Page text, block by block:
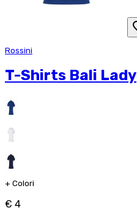
Rossini
T-Shirts Bali Lady
+ Colori
€ 4